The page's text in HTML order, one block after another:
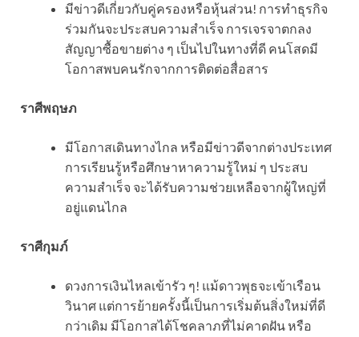
มีข่าวดีเกี่ยวกับคู่ครองหรือหุ้นส่วน! การทำธุรกิจ
ร่วมกันจะประสบความสำเร็จ การเจรจาตกลง
สัญญาซื้อขายต่าง ๆ เป็นไปในทางที่ดี คนโสดมี
โอกาสพบคนรักจากการติดต่อสื่อสาร
ราศีพฤษภ
มีโอกาสเดินทางไกล หรือมีข่าวดีจากต่างประเทศ
การเรียนรู้หรือศึกษาหาความรู้ใหม่ ๆ ประสบ
ความสำเร็จ จะได้รับความช่วยเหลือจากผู้ใหญ่ที่
อยู่แดนไกล
ราศีกุมภ์
ดวงการเงินไหลเข้ารัว ๆ! แม้ดาวพุธจะเข้าเรือน
วินาศ แต่การย้ายครั้งนี้เป็นการเริ่มต้นสิ่งใหม่ที่ดี
กว่าเดิม มีโอกาสได้โชคลาภที่ไม่คาดฝัน หรือ